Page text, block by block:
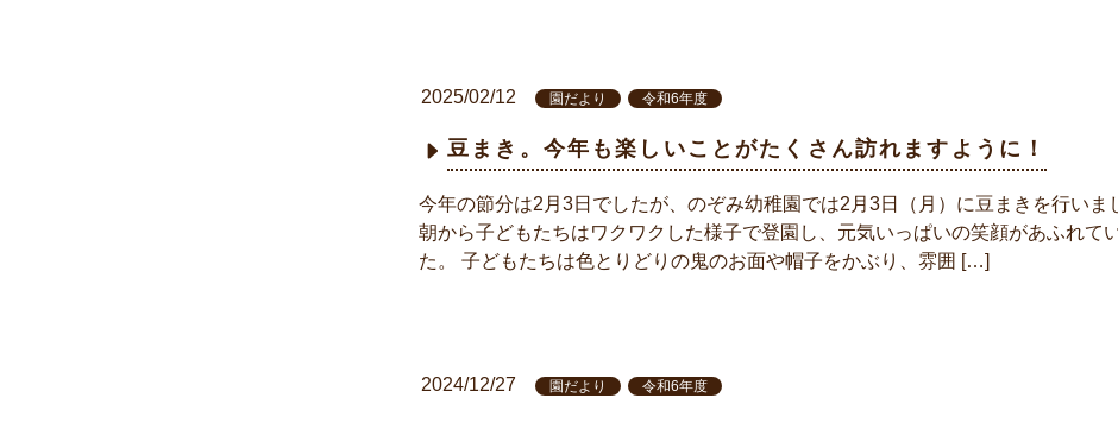
2025/02/12 園だより 令和6年度
豆まき。今年も楽しいことがたくさん訪れますように！
今年の節分は2月3日でしたが、のぞみ幼稚園では2月3日（月）に豆まきを行いま
朝から子どもたちはワクワクした様子で登園し、元気いっぱいの笑顔があふれて
た。 子どもたちは色とりどりの鬼のお面や帽子をかぶり、雰囲 […]
2024/12/27 園だより 令和6年度